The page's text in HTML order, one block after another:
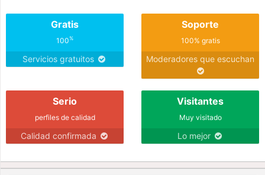
Gratis
100%
Servicios gratuitos
Soporte
100% gratis
Moderadores que escuchan
Serio
perfiles de calidad
Calidad confirmada
Visitantes
Muy visitado
Lo mejor